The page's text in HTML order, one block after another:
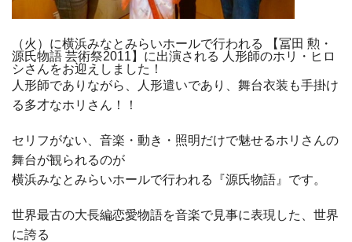
（火）に横浜みなとみらいホールで行われる 【冨田 勲・
源氏物語 芸術祭2011】に出演される 人形師のホリ・ヒロ
シさんをお迎えしました！
人形師でありながら、人形遣いであり、舞台衣装も手掛け
る多才なホリさん！！
セリフがない、音楽・動き・照明だけで魅せるホリさんの
舞台が観られるのが
横浜みなとみらいホールで行われる『源氏物語』です。
世界最古の大長編恋愛物語を音楽で見事に表現した、世界
に誇る